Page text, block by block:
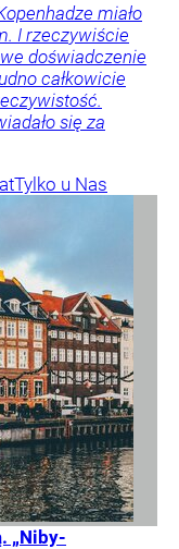
miało
I rzeczywiście
doświadczenie
całkowicie
się za
Tylko u Nas
„Niby-